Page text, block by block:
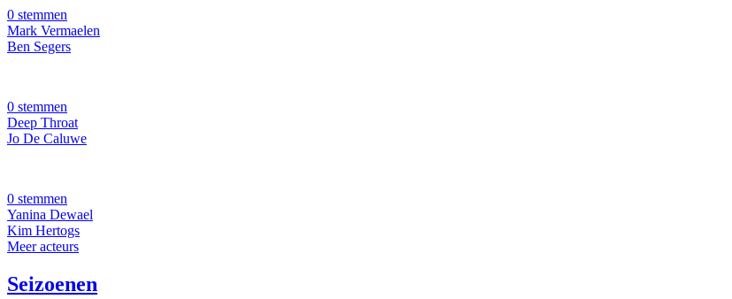
0 stemmen
Mark Vermaelen
Ben Segers
0 stemmen
Deep Throat
Jo De Caluwe
0 stemmen
Yanina Dewael
Kim Hertogs
Meer acteurs
Seizoenen